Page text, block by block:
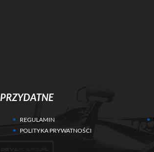
PRZYDATNE
REGULAMIN
POLITYKA PRYWATNOŚCI